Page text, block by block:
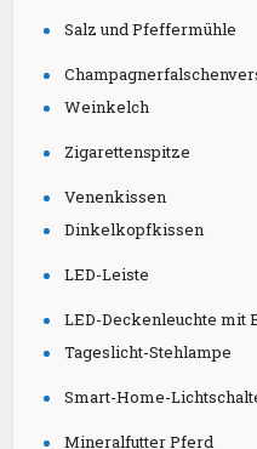
Salz und Pfeffermühle
Weinkelch
Zigarettenspitze
Venenkissen
Dinkelkopfkissen
LED-Leiste
LED-Deckenleuchte mit
Tageslicht-Stehlampe
Smart-Home-
Mineralfutter Pferd